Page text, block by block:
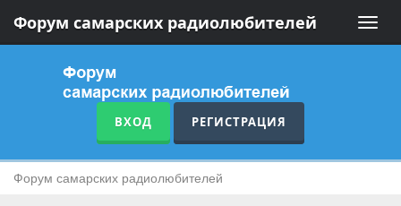
Toggle
Форум самарских радиолюбителей
ВХОД РЕГИСТРАЦИЯ
Форум самарских радиолюбителей